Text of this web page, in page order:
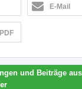
E-Mail
und Beiträge